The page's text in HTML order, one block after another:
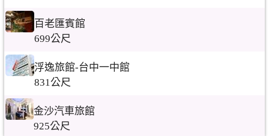
百老匯賓館
699公尺
浮逸旅館-台中一中館
831公尺
金沙汽車旅館
925公尺